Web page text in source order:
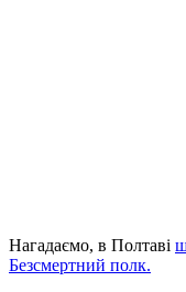
Нагадаємо, в Полтаві
Безсмертний полк.